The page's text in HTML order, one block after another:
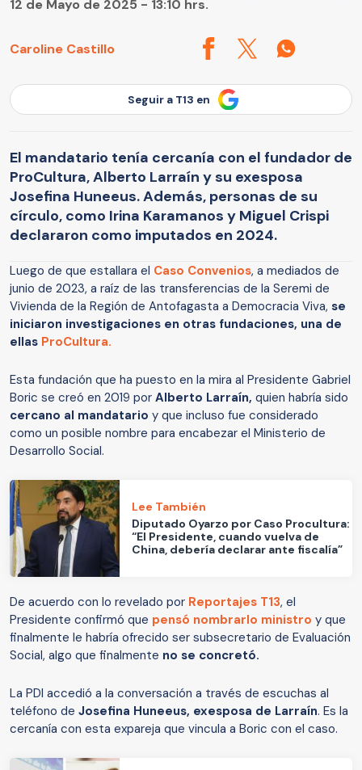
Caroline Castillo
12 de Mayo de 2025 - 13:10 hrs.
Seguir a T13 en
El mandatario tenía cercanía con el fundador de
ProCultura, Alberto Larraín y su exesposa
Josefina Huneeus. Además, personas de su
círculo, como Irina Karamanos y Miguel Crispi
declararon como imputados en 2024.
Luego de que estallara el Caso Convenios, a mediados de
junio de 2023, a raíz de las transferencias de la Seremi de
Vivienda de la Región de Antofagasta a Democracia Viva, se
iniciaron investigaciones en otras fundaciones, una de
ellas ProCultura.
Esta fundación que ha puesto en la mira al Presidente Gabriel
Boric se creó en 2019 por Alberto Larraín, quien habría sido
cercano al mandatario y que incluso fue considerado
como un posible nombre para encabezar el Ministerio de
Desarrollo Social.
Lee También
Diputado Oyarzo por Caso Procultura:
“El Presidente, cuando vuelva de
China, debería declarar ante fiscalía”
De acuerdo con lo revelado por Reportajes T13, el
Presidente confirmó que pensó nombrarlo ministro y que
finalmente le habría ofrecido ser subsecretario de Evaluación
Social, algo que finalmente no se concretó.
La PDI accedió a la conversación a través de escuchas al
teléfono de Josefina Huneeus, exesposa de Larraín. Es la
cercanía con esta expareja que vincula a Boric con el caso.